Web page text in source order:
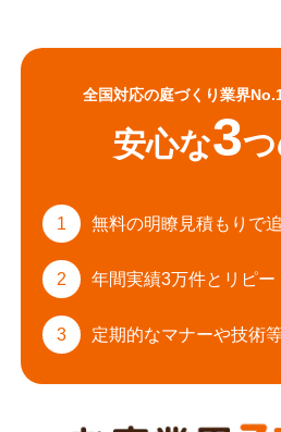
全国対応の庭づくり業界
安心な3
1 無料の明瞭見積もりで
2 年間実績3万件と リピー
3 定期的なマナーや技術